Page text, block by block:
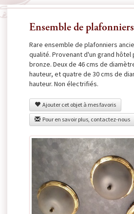
Ensemble de plafonniers
Rare ensemble de plafonniers
qualité. Provenant d'un grand hôtel
bronze. Deux de 46 cms de
hauteur, et quatre de 30 cms de
hauteur. Non électrifiés.
Ajouter cet objet à mes favoris
Pour en savoir plus, contactez-nous